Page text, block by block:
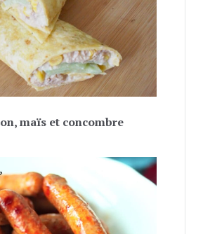
maïs et concombre